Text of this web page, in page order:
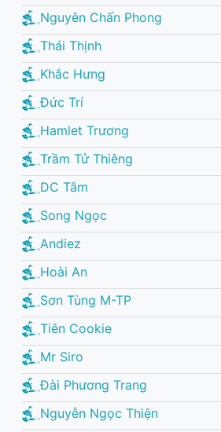
Nguyên Chấn Phong
Thái Thịnh
Khắc Hưng
Đức Trí
Hamlet Trương
Trầm Tử Thiêng
DC Tâm
Song Ngọc
Andiez
Hoài An
Sơn Tùng M-TP
Tiên Cookie
Mr Siro
Đài Phương Trang
Nguyễn Ngọc Thiện